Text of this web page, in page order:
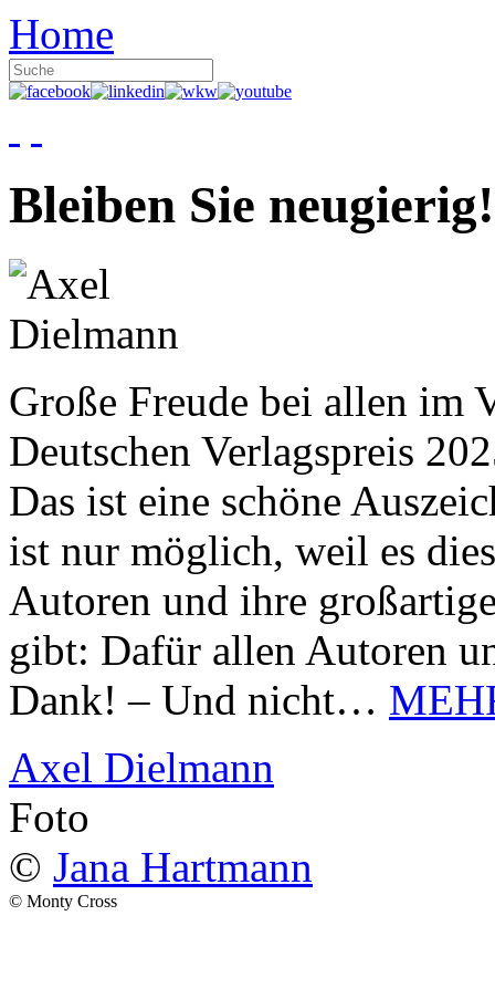
Home
Bleiben Sie neugierig!
Große Freude bei allen im
Deutschen Verlagspreis
Das ist eine schöne
ist nur möglich, weil es
Autoren und ihre
gibt: Dafür allen Autoren
Dank! – Und nicht…
Axel Dielmann
Foto
© Jana Hartmann
© Monty Cross